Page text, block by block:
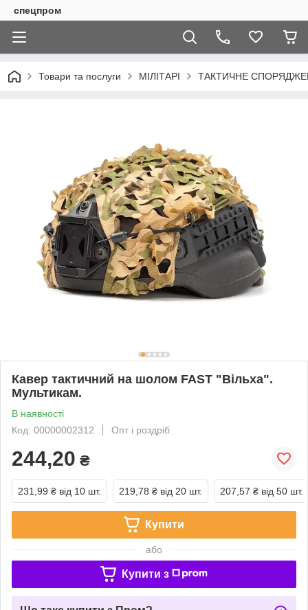
спецпром
Товари та послуги МІЛІТАРІ ТАКТИЧНЕ
Кавер тактичний на шолом FAST "Вільха".
Мультикам.
В наявності
Код: 00000002312
Опт і роздріб
244,20 ₴
231,99 ₴ від 10 шт. 219,78 ₴ від 20 шт. 207,57 ₴ від 50 шт.
Купити
або
Купити з